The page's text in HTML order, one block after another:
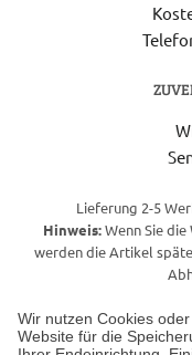
Wir nutzen Cookies
Website für die
Lieferung 2-5
Hinweis:Wenn Sie
werden die Artikel
Unser